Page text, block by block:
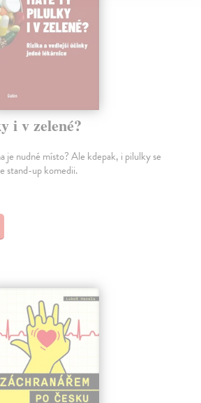
i v zelené?
je nudné místo? Ale kdepak, i pilulky se
stand-up komedii.